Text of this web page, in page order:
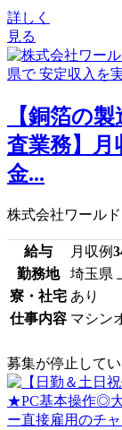
詳しく
見る
【銅箔の
査業務】月
金...
株式会社ワール
給与 月収例
勤務地
埼玉県
寮・社宅 あり
仕事内容 マシン
募集が停止して